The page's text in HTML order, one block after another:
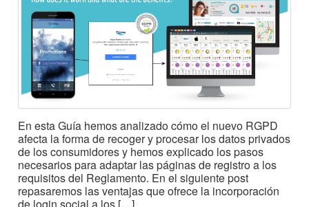
En esta Guía hemos analizado cómo el nuevo RGPD
afecta la forma de recoger y procesar los datos privados
de los consumidores y hemos explicado los pasos
necesarios para adaptar las páginas de registro a los
requisitos del Reglamento. En el siguiente post
repasaremos las ventajas que ofrece la incorporación